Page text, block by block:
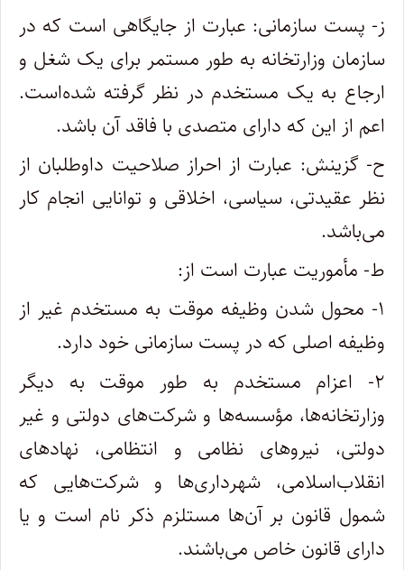
‌ز- پست سازمانی: عبارت از جایگاهی است که در
سازمان وزارتخانه به طور مستمر برای یک شغل و
ارجاع به یک مستخدم در نظر گرفته شده‌است.
اعم از این که دارای متصدی با فاقد آن باشد.
ح- گزینش: عبارت از احراز صلاحیت داوطلبان از
نظر عقیدتی، سیاسی، اخلاقی و توانایی انجام کار
می‌باشد.
ط- مأموریت عبارت است از:
۱- محول شدن وظیفه موقت به مستخدم غیر از
وظیفه اصلی که در پست سازمانی خود دارد.
۲- اعزام مستخدم به طور موقت به دیگر
وزارتخانه‌ها، مؤسسه‌ها و شرکت‌های دولتی و غیر
دولتی، نیروهای نظامی و انتظامی، نهادهای
انقلاب‌اسلامی، شهرداری‌ها و شرکت‌هایی که
شمول قانون بر آن‌ها مستلزم ذکر نام است و یا
دارای قانون خاص می‌باشند.